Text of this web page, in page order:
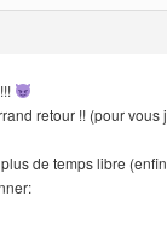
retour !! (pour
plus de temps libre